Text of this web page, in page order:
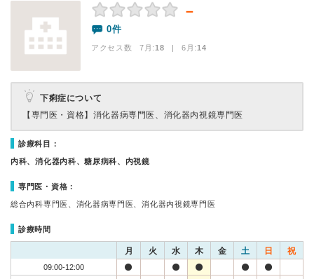
－
0件
アクセス数 7月:18 | 6月:14
下痢症について
【専門医・資格】 消化器病専門医、消化器内視鏡専門医
診療科目：
内科、消化器内科、糖尿病科、内視鏡
専門医・資格：
総合内科専門医、消化器病専門医、消化器内視鏡専門医
診療時間
月 火 水 木 金 土 日 祝
09:00-12:00